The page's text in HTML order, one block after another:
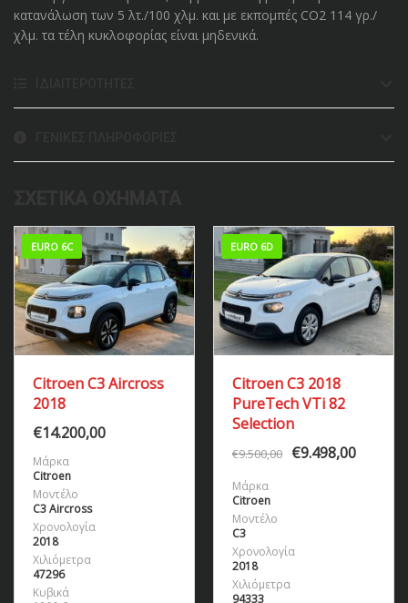
κατανάλωση των 5 λτ./100 χλμ. και με εκπομπές CO2 114 γρ./
χλμ. τα τέλη κυκλοφορίας είναι μηδενικά.
EURO 6C
Citroen C3 Aircross
2018
€14.200,00
Μάρκα
Citroen
Μοντέλο
C3 Aircross
Χρονολογία
2018
Χιλιόμετρα
47296
Κυβικά
EURO 6D
Citroen C3 2018
PureTech VTi 82
Selection
€9.500,00 €9.498,00
Μάρκα
Citroen
Μοντέλο
C3
Χρονολογία
2018
Χιλιόμετρα
94333